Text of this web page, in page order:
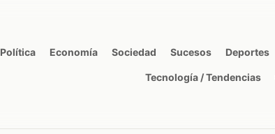
Política Economía Sociedad Sucesos Deportes
Tecnología / Tendencias